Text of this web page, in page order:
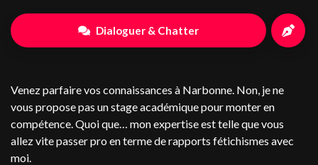
Dialoguer & Chatter
Venez parfaire vos connaissances à Narbonne. Non, je ne
vous propose pas un stage académique pour monter en
compétence. Quoi que… mon expertise est telle que vous
allez vite passer pro en terme de rapports fétichismes avec
moi.